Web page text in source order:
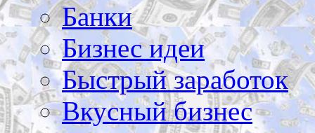
Банки
Бизнес идеи
Быстрый заработок
Вкусный бизнес